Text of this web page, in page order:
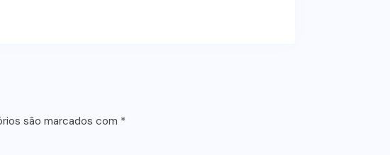
são marcados com *